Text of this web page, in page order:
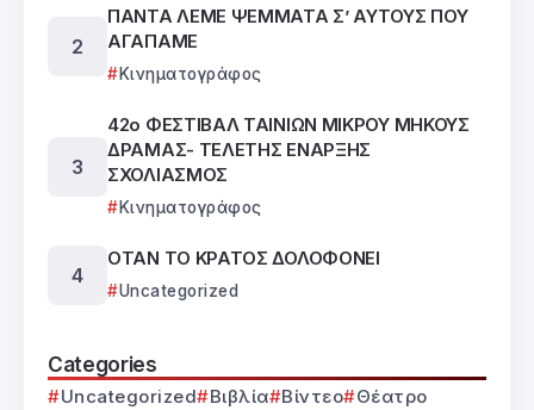
ΠΑΝΤΑ ΛΕΜΕ ΨΕΜΜΑΤΑ Σ’ ΑΥΤΟΥΣ ΠΟΥ
ΑΓΑΠΑΜΕ
Κινηματογράφος
42ο ΦΕΣΤΙΒΑΛ ΤΑΙΝΙΩΝ ΜΙΚΡΟΥ ΜΗΚΟΥΣ
ΔΡΑΜΑΣ- ΤΕΛΕΤΗΣ ΕΝΑΡΞΗΣ
ΣΧΟΛΙΑΣΜΟΣ
Κινηματογράφος
ΟΤΑΝ ΤΟ ΚΡΑΤΟΣ ΔΟΛΟΦΟΝΕΙ
Uncategorized
Categories
Uncategorized Βιβλία Βίντεο
Θέατρο